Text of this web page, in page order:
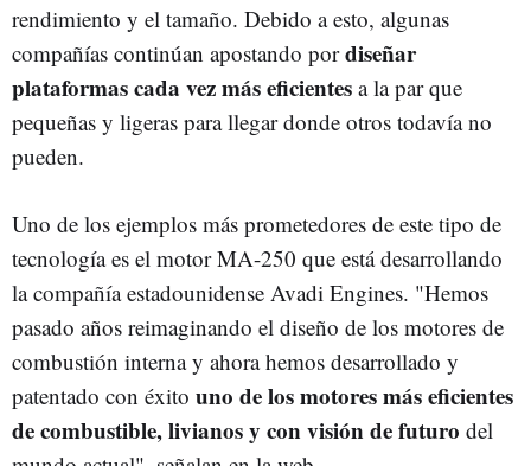
rendimiento y el tamaño. Debido a esto, algunas
compañías continúan apostando pordiseñar
plataformas cada vez más eficientes a la par que
pequeñas y ligeras para llegar donde otros todavía no
pueden.
Uno de los ejemplos más prometedores de este tipo de
tecnología es el motor MA-250 que está desarrollando
la compañía estadounidense Avadi Engines. "Hemos
pasado años reimaginando el diseño de los motores de
combustión interna y ahora hemos desarrollado y
patentado con éxito uno de los motores más eficientes
de combustible, livianos y con visión de futuro del